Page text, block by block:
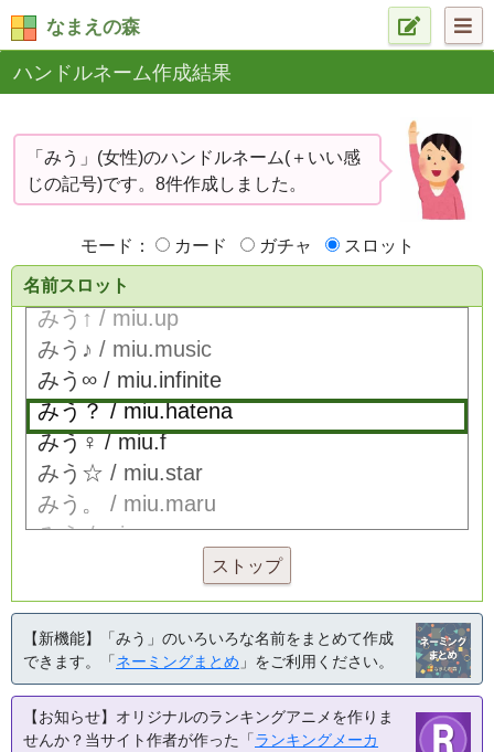
なまえの森
ハンドルネーム作成結果
「みう」(女性)のハンドルネーム(＋いい感
じの記号)です。8件作成しました。
モード： カード ガチャ スロット
名前スロット
ストップ
【新機能】「みう」のいろいろな名前をまとめて作成
できます。「ネーミングまとめ 」をご利用ください。
【お知らせ】オリジナルのランキングアニメを作りま
せんか？当サイト作者が作った「ランキングメーカ